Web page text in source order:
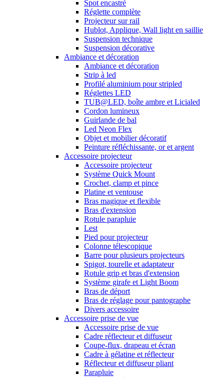
Spot encastré
Réglette complète
Projecteur sur rail
Hublot, Applique, Wall light en saillie
Suspension technique
Suspension décorative
Ambiance et décoration
Ambiance et décoration
Strip à led
Profilé aluminium pour stripled
Réglettes LED
TUB@LED, boîte ambre et Licialed
Cordon lumineux
Guirlande de bal
Led Neon Flex
Objet et mobilier décoratif
Peinture réfléchissante, or et argent
Accessoire projecteur
Accessoire projecteur
Système Quick Mount
Crochet, clamp et pince
Platine et ventouse
Bras magique et flexible
Bras d'extension
Rotule parapluie
Lest
Pied pour projecteur
Colonne télescopique
Barre pour plusieurs projecteurs
Spigot, tourelle et adaptateur
Rotule grip et bras d'extension
Système girafe et Light Boom
Bras de déport
Bras de réglage pour pantographe
Divers accessoire
Accessoire prise de vue
Accessoire prise de vue
Cadre réflecteur et diffuseur
Coupe-flux, drapeau et écran
Cadre à gélatine et réflecteur
Réflecteur et diffuseur pliant
Parapluie